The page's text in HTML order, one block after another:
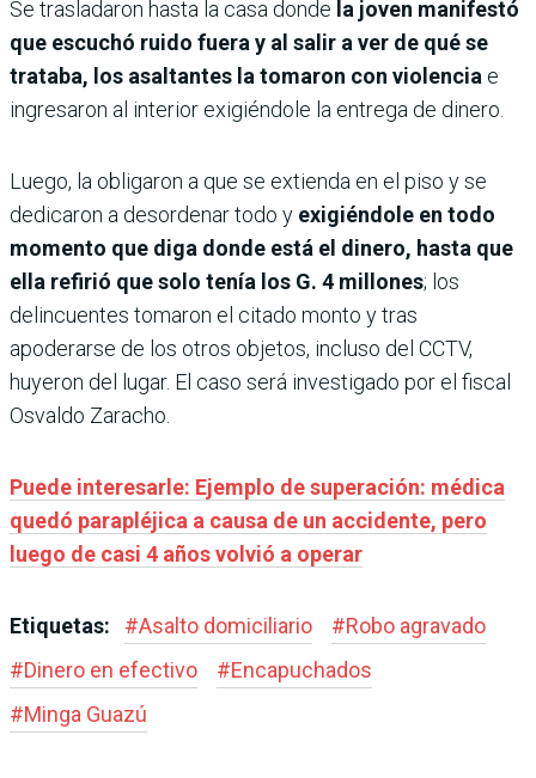
Se trasladaron hasta la casa donde la joven manifestó
que escuchó ruido fuera y al salir a ver de qué se
trataba, los asaltantes la tomaron con violencia e
ingresaron al interior exigiéndole la entrega de dinero.
Luego, la obligaron a que se extienda en el piso y se
dedicaron a desordenar todo y exigiéndole en todo
momento que diga donde está el dinero, hasta que
ella refirió que solo tenía los G. 4 millones; los
delincuentes tomaron el citado monto y tras
apoderarse de los otros objetos, incluso del CCTV,
huyeron del lugar. El caso será investigado por el fiscal
Osvaldo Zaracho.
Puede interesarle: Ejemplo de superación: médica
quedó parapléjica a causa de un accidente, pero
luego de casi 4 años volvió a operar
Etiquetas: #Asalto domiciliario #Robo agravado
#Dinero en efectivo #Encapuchados
#Minga Guazú